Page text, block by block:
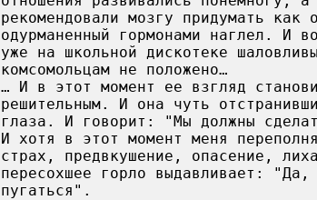
рекомендовали мозгу придумать
одурманенный гормонами наглел. И
уже на школьной дискотеке
комсомольцам не положено…
… И в этот момент ее взгляд
решительным. И она чуть
глаза. И говорит: "Мы должны
И хотя в этот момент меня
страх, предвкушение, опасение,
пересохшее горло выдавливает:
пугаться".